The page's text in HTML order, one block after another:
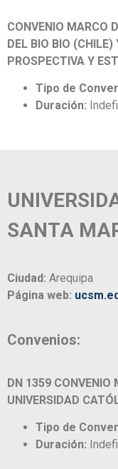
CONVENIO MARCO
DEL BIO BIO
PROSPECTIVA Y
Tipo de
Duración:
SANTA
Ciudad: Arequipa
Página web:
Convenios:
DN 1359 CONVENIO
UNIVERSIDAD
Tipo de
Duración: